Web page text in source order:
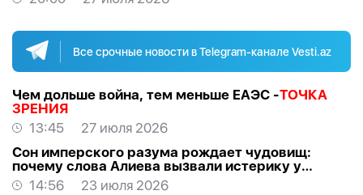
Все срочные новости в Telegram-канале Vesti.az
Чем дольше война, тем меньше ЕАЭС -ТОЧКА
ЗРЕНИЯ
13:45
27 июля 2026
Сон имперского разума рождает чудовищ:
почему слова Алиева вызвали истерику у
российских «патриотов» -
14:56
23 июля 2026